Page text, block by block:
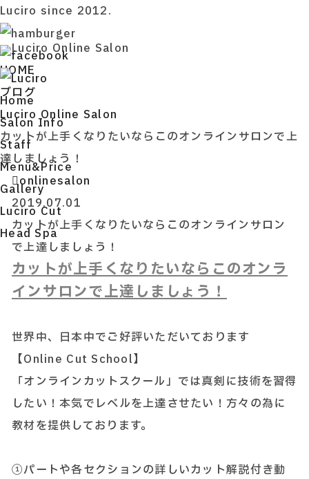
Luciro since 2012.
Home
Salon Info
Staff
Menu&Price
Gallery
Luciro Cut
Head Spa
Luciro Online Salon
HOME
ブログ
Luciro Online Salon
カットが上手くなりたいならこのオンラインサロンで上
達しましょう！
onlinesalon
2019.07.01
カットが上手くなりたいならこのオンラインサロン
で上達しましょう！
カットが上手くなりたいならこのオンラ
インサロンで上達しましょう！
世界中、日本中でご好評いただいております
【Online Cut School】
「オンラインカットスクール」では真剣に技術を習得
したい！本気でレベルを上達させたい！方々の為に
教材を提供しております。
①パートや各セクションの詳しいカット解説付き動